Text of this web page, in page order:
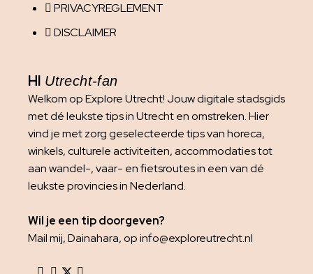
PRIVACYREGLEMENT
DISCLAIMER
HI Utrecht-fan
Welkom op Explore Utrecht! Jouw digitale stadsgids
met dé leukste tips in Utrecht en omstreken. Hier
vind je met zorg geselecteerde tips van horeca,
winkels, culturele activiteiten, accommodaties tot
aan wandel-, vaar- en fietsroutes in een van dé
leukste provincies in Nederland.
Wil je een tip doorgeven?
Mail mij, Dainahara, op info@exploreutrecht.nl